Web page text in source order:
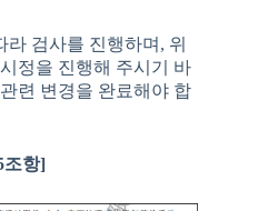
검사를 진행하며, 위
정을 진행해 주시기 바
련 변경을 완료해야 합
조항]